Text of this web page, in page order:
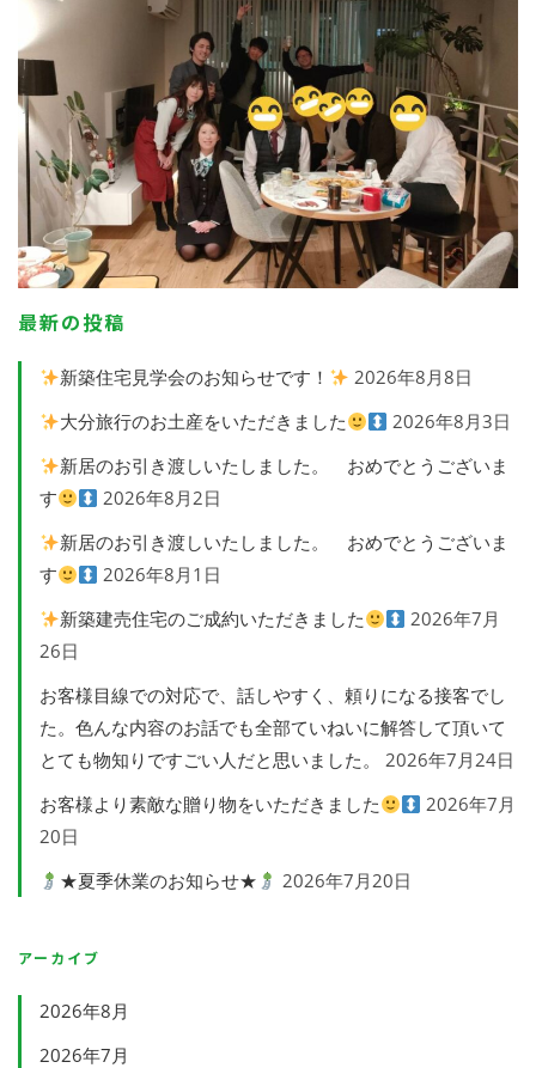
最新の投稿
新築住宅見学会のお知らせです！
2026年8月8日
大分旅行のお土産をいただきました
2026年8月3日
新居のお引き渡しいたしました。 おめでとうございま
す
2026年8月2日
新居のお引き渡しいたしました。 おめでとうございま
す
2026年8月1日
新築建売住宅のご成約いただきました
2026年7月
26日
お客様目線での対応で、話しやすく、頼りになる接客でし
た。色んな内容のお話でも全部ていねいに解答して頂いて
とても物知りですごい人だと思いました。
2026年7月24日
お客様より素敵な贈り物をいただきました
2026年7月
20日
★夏季休業のお知らせ★
2026年7月20日
アーカイブ
2026年8月
2026年7月